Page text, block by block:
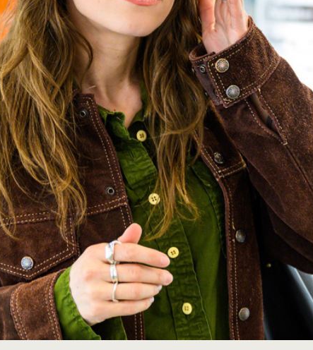
50% på
rabatter.
Hyr glasögon från 99
kr/månad
Med Synsam Lifestyle glasögonabonnemang
hyr du glasögon för alla dina behov.
Läs mer
Collection